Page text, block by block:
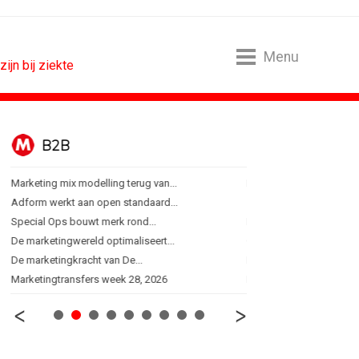
bij ziekte
Menu
B2B
Marketing mix modelling terug van...
Adform werkt aan open standaard...
Special Ops bouwt merk rond...
De marketingwereld optimaliseert...
De marketingkracht van De...
Marketingtransfers week 28, 2026